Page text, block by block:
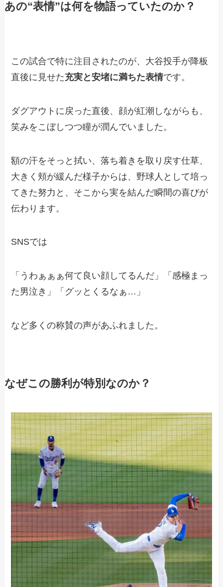
あの“表情”は何を物語っていたのか？
この試合で特に注目されたのが、大谷投手が降板
直後に見せた充実と安堵に満ちた表情です。
ダグアウトに戻った直後、顔が紅潮しながらも、
笑みをこぼしつつ瞳が潤んでいました。
額の汗をそっと拭い、落ち着きを取り戻す仕草、
大きく頬が緩んだ様子からは、野球人として培っ
てきた努力と、そこから実を結んだ瞬間の喜びが
伝わります。
SNSでは
「うわぁぁぁ何て良い顔してるんだ」「感極まっ
た男泣き」「グッとくるなぁ…」
など多くの称賛の声があふれました。
なぜこの勝利が特別なのか？